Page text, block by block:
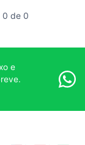
0 de 0
e